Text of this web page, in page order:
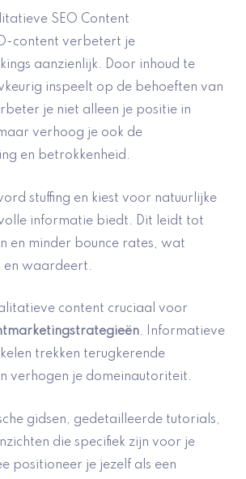
SEO Content
content verbetert je
aanzienlijk. Door inhoud te
inspeelt op de behoeften van
je niet alleen je positie in
verhoog je ook de
en betrokkenheid.
stuffing en kiest voor natuurlijke
informatie biedt. Dit leidt tot
en minder bounce rates, wat
en waardeert.
content cruciaal voor
. Informatieve
trekken terugkerende
verhogen je domeinautoriteit.
gidsen, gedetailleerde tutorials,
die specifiek zijn voor je
positioneer je jezelf als een